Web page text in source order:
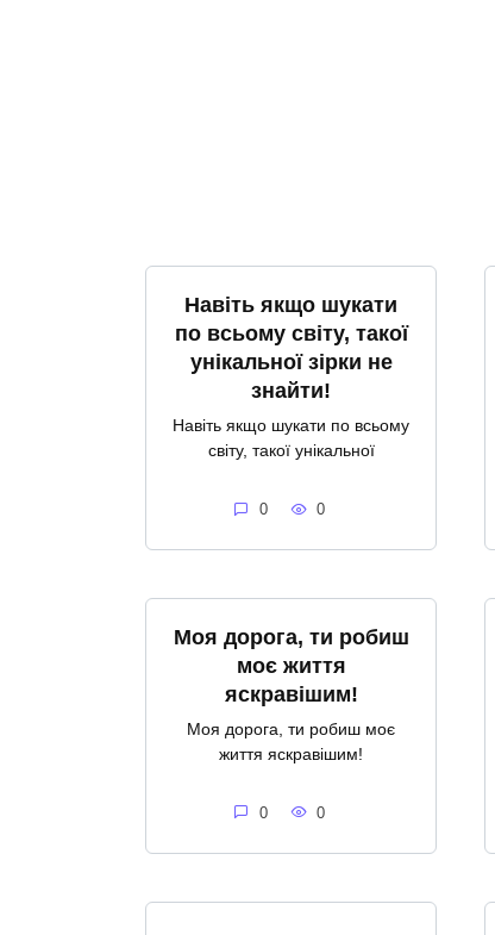
Навіть якщо шукати
по всьому світу, такої
унікальної зірки не
знайти!
Навіть якщо шукати по всьому
світу, такої унікальної
0 0
Моя дорога, ти робиш
моє життя
яскравішим!
Моя дорога, ти робиш моє
життя яскравішим!
0 0